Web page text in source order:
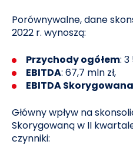
Porównywalne, dane
2022 r. wynoszą:
Przychody ogółem: 3
EBITDA: 67,7 mln zł,
EBITDA
Główny wpływ na
Skorygowaną w II
czynniki: